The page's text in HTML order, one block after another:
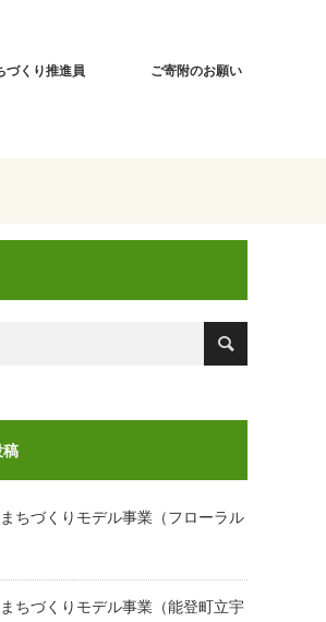
づくり推進員 ご寄附のお願い
ちづくりモデル事業（フローラル
ちづくりモデル事業（能登町立宇